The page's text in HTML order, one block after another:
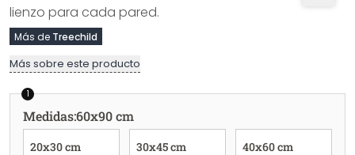
lienzo para cada pared.
Más de Treechild
Más sobre este producto
1
Medidas:60x90 cm
20x30 cm 30x45 cm 40x60 cm